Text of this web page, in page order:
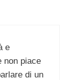
e
non piace
di un